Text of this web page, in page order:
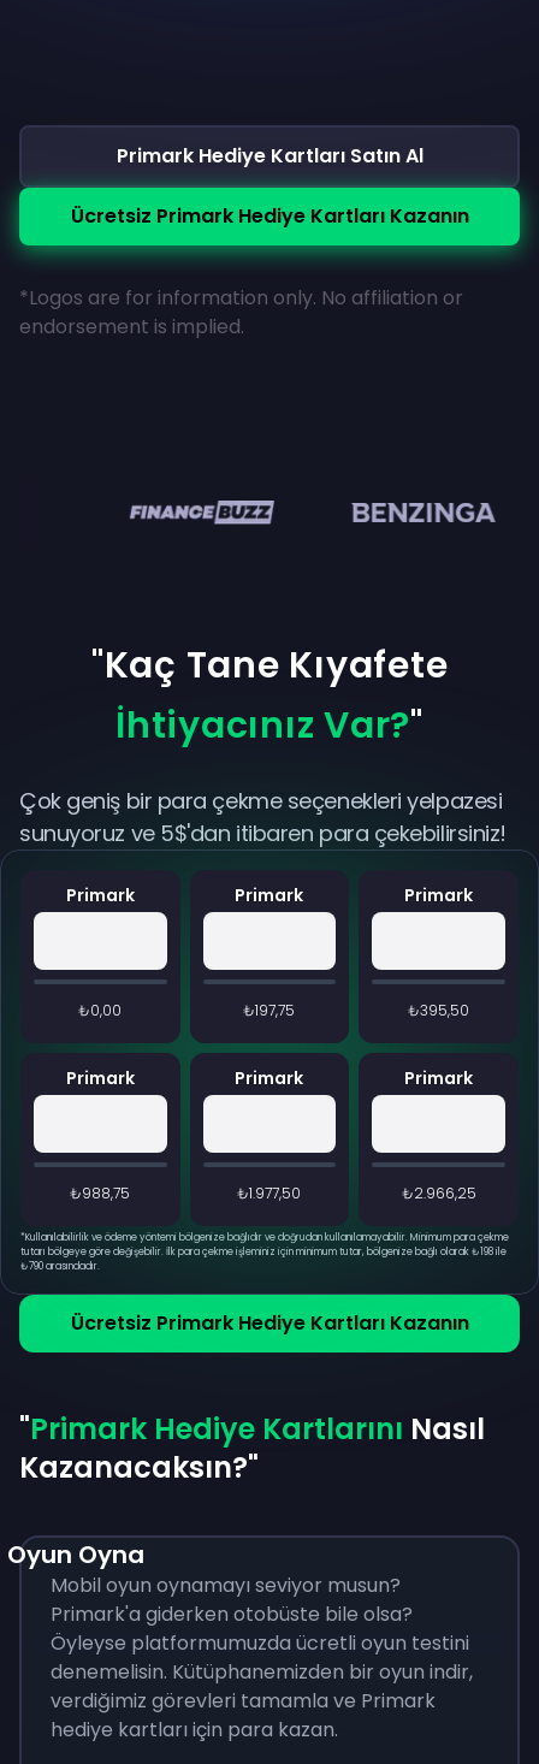
Primark Hediye Kartları Satın Al
Ücretsiz Primark Hediye Kartları Kazanın
*Logos are for information only. No affiliation or
endorsement is implied.
Ücretsiz Primark Hediye Kartları Kazanın
Primark
₺0,00
Primark
₺197,75
Primark
₺395,50
Primark
₺988,75
Primark
₺1.977,50
Primark
₺2.966,25
*Kullanılabilirlik ve ödeme yöntemi bölgenize bağlıdır ve doğrudan kullanılamayabilir. Minimum para çekme
tutarı bölgeye göre değişebilir. İlk para çekme işleminiz için minimum tutar, bölgenize bağlı olarak ₺198 ile
₺790 arasındadır.
"Kaç Tane Kıyafete
İhtiyacınız Var?"
Çok geniş bir para çekme seçenekleri yelpazesi
sunuyoruz ve 5$'dan itibaren para çekebilirsiniz!
"Primark Hediye Kartlarını Nasıl
Kazanacaksın?"
Oyun Oyna
Mobil oyun oynamayı seviyor musun?
Primark'a giderken otobüste bile olsa?
Öyleyse platformumuzda ücretli oyun testini
denemelisin. Kütüphanemizden bir oyun indir,
verdiğimiz görevleri tamamla ve Primark
hediye kartları için para kazan.